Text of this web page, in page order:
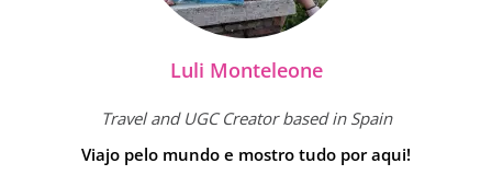
Luli Monteleone
Travel and UGC Creator based in Spain
Viajo pelo mundo e mostro tudo por aqui!